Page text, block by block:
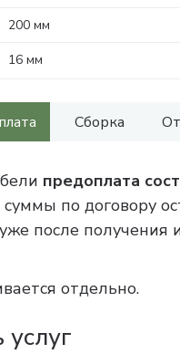
200 мм
16 мм
Сборка
предоплата
по договору
после получения
отдельно.
услуг